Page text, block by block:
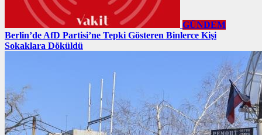
GÜNDEM
Berlin’de AfD Partisi’ne Tepki Gösteren Binlerce Kişi
Sokaklara Döküldü